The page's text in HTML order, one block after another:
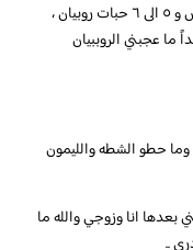
والفوتشيني ايضاً لذيذه كميتها قليله تكفي شخص و ٥ الى ٦ حبات روبيان ،
ما عجبني الروببيان
وما حطو الشطه والليمون
بعدها انا وزوجي والله ما
..